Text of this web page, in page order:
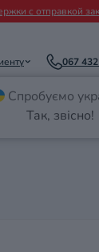
с отправкой
067
Спробуємо
Так, звісно!